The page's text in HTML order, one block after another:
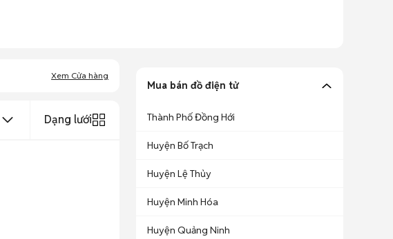
Xem Cửa hàng
Dạng lưới
Mua bán đồ điện tử
Thành Phố Đồng Hới
Huyện Bố Trạch
Huyện Lệ Thủy
Huyện Minh Hóa
Huyện Quảng Ninh